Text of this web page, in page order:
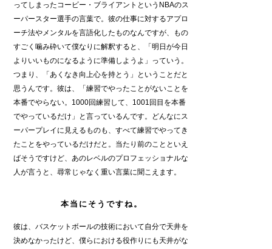
ってしまったコービー・ブライアントというNBAのス
ーパースター選手の言葉で。彼の仕事に対するアプロ
ーチ法やメンタルを言語化したものなんですが、もの
すごく噛み砕いて僕なりに解釈すると、「明日が今日
よりいいものになるように準備しようよ」っていう。
つまり、「あくなき向上心を持とう」ということだと
思うんです。彼は、「練習でやったことがないことを
本番でやらない。1000回練習して、1001回目を本番
でやっているだけ」と言っているんです。どんなにス
ーパープレイに見えるものも、すべて練習でやってき
たことをやっているだけだと。当たり前のことといえ
ばそうですけど、あのレベルのプロフェッショナルな
人が言うと、尋常じゃなく重い言葉に聞こえます。
本当にそうですね。
彼は、バスケットボールの技術において自分で天井を
決めなかったけど、僕らにおける役作りにも天井がな